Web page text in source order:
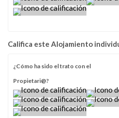
Califica este Alojamiento
¿Cómo ha sido el trato con el
Propietari@?